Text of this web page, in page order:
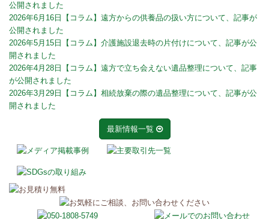
公開されました
2026年6月16日
【コラム】遠方からの供養品の扱い方について、記事が
公開されました
2026年5月15日
【コラム】介護施設退去時の片付けについて、記事が公
開されました
2026年4月28日
【コラム】遠方で立ち会えない遺品整理について、記事
が公開されました
2026年3月29日
【コラム】相続放棄の際の遺品整理について、記事が公
開されました
最新情報一覧